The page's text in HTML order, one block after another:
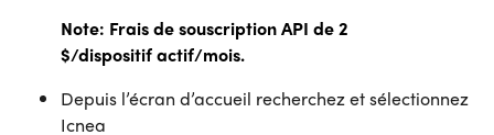
Note: Frais de souscription API de 2
$/dispositifactif/mois.
Depuis l’écran d’accueil recherchez et sélectionnez
Icnea